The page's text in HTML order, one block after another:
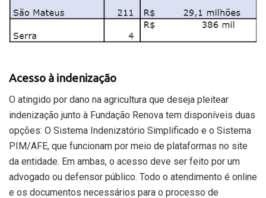
Acesso à indenização
O atingido por dano na agricultura que deseja pleitear
indenização junto à Fundação Renova tem disponíveis duas
opções: O Sistema Indenizatório Simplificado e o Sistema
PIM/AFE, que funcionam por meio de plataformas no site
da entidade. Em ambas, o acesso deve ser feito por um
advogado ou defensor público. Todo o atendimento é online
e os documentos necessários para o processo de